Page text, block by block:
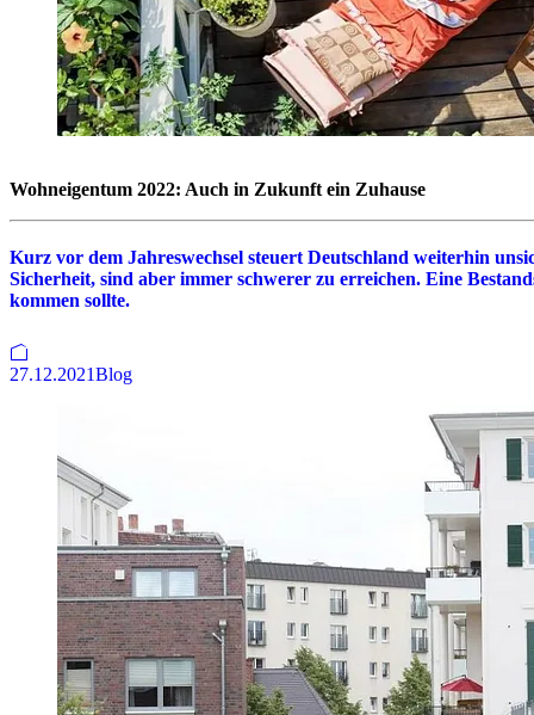
Wohneigentum 2022: Auch in Zukunft ein Zuhause
Kurz vor dem Jahreswechsel steuert Deutschland weiterhin
Sicherheit, sind aber immer schwerer zu erreichen. Eine
kommen sollte.
27.12.2021Blog